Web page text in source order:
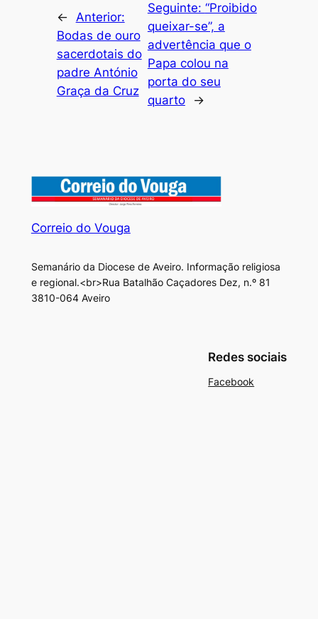
← Anterior:
Bodas de ouro
sacerdotais do
padre António
Graça da Cruz
Seguinte: “Proibido
queixar-se”, a
advertência que o
Papa colou na
porta do seu
quarto
→
Correio do Vouga
Semanário da Diocese de Aveiro. Informação religiosa
e regional.<br>Rua Batalhão Caçadores Dez, n.º 81
3810-064 Aveiro
Redes sociais
Facebook